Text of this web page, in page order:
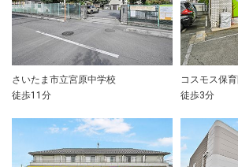
さいたま市立宮原中学校
徒歩11分
コスモス保
徒歩3分